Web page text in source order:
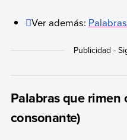
Ver además:
Palabras que rimen
consonante)